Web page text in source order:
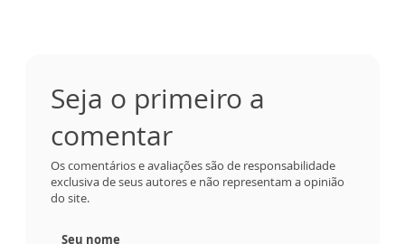
Seja o primeiro a
comentar
Os comentários e avaliações são de responsabilidade
exclusiva de seus autores e não representam a opinião
do site.
Seu nome